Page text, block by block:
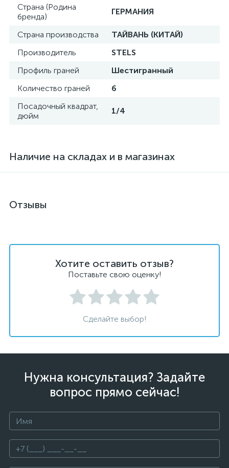
Страна (Родина
бренда)
ГЕРМАНИЯ
Страна производства
ТАЙВАНЬ (КИТАЙ)
Производитель
STELS
Профиль граней
Шестигранный
Количество граней
6
Посадочный квадрат,
дюйм
1/4
Наличие на складах и в магазинах
Отзывы
Хотите оставить отзыв?
Поставьте свою оценку!
Сделайте выбор!
Нужна консультация? Задайте
вопрос прямо сейчас!